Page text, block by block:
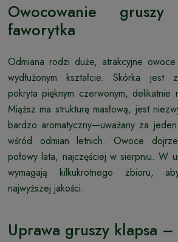
Owocowanie
faworytka
Odmiana rodzi duże, atrakcyjne
wydłużonym kształcie. Skórka jest
pokryta pięknym czerwonym, delikatnie
Miąższ ma strukturę masłową, jest
bardzo aromatyczny—uważany za
wśród odmian letnich. Owoce
połowy lata, najczęściej w sierpniu. W
wymagają kilkukrotnego zbioru,
najwyższej jakości.
Uprawa gruszy klapsa